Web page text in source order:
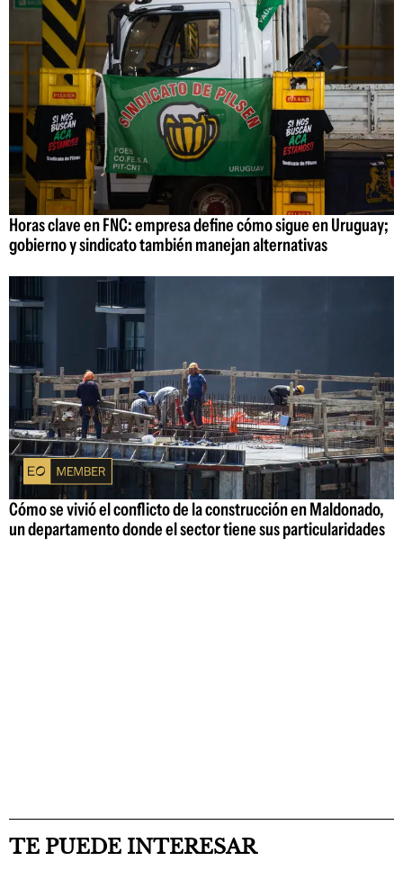
Horas clave en FNC: empresa define cómo sigue en Uruguay;
gobierno y sindicato también manejan alternativas
Cómo se vivió el conflicto de la construcción en Maldonado,
un departamento donde el sector tiene sus particularidades
TE PUEDE INTERESAR